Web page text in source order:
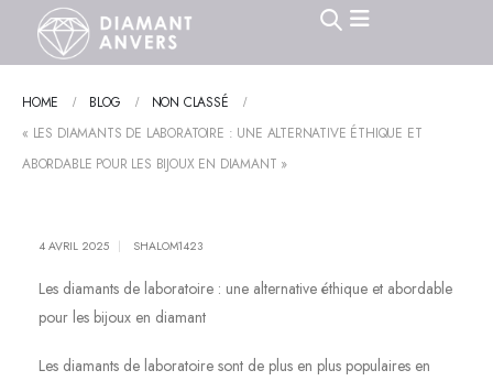
HOME BLOG
NON CLASSÉ
« LES DIAMANTS DE LABORATOIRE : UNE ALTERNATIVE ÉTHIQUE ET
ABORDABLE POUR LES BIJOUX EN DIAMANT »
4 AVRIL 2025 SHALOM1423
Les diamants de laboratoire : une alternative éthique et abordable
pour les bijoux en diamant
Les diamants de laboratoire sont de plus en plus populaires en